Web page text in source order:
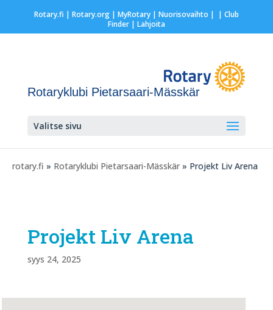
Rotary.fi | Rotary.org| MyRotary | Nuorisovaihto | | Club
Finder| Lahjoita
Rotaryklubi Pietarsaari-Mässkär
Valitse sivu
rotary.fi » Rotaryklubi Pietarsaari-Mässkär » Projekt Liv Arena
Projekt Liv Arena
syys 24, 2025